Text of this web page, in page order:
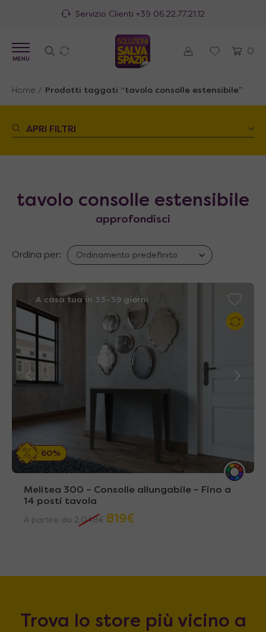
Servizio Clienti +39 06.22.77.21.12
0
MENU
Home / Prodotti taggati “tavolo consolle estensibile”
APRI FILTRI
tavolo consolle estensibile
approfondisci
Ordina per:
A casa tua in 33~39 giorni
60%
Melitea 300 – Consolle allungabile – Fino a
14 posti tavola
A partire da 2.048€ 819€
Trova lo store più vicino a